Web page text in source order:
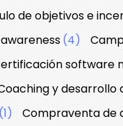
de objetivos e
(4)
software
y desarrollo
(1)
Compraventa de